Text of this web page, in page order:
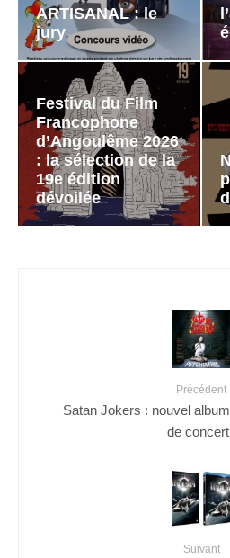
ARTISANAL : le
jury
Festival du Film
Francophone
d’Angoulême 2026
: la sélection de la
19e édition
dévoilée
Précédent
Satan Jokers : nouvel
de
Suivant